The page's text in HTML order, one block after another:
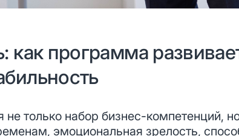
как программа
только набор бизнес-компетенций,
эмоциональная зрелость,